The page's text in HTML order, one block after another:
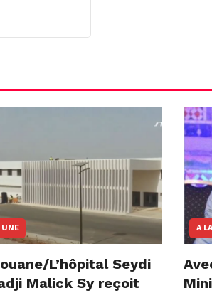
UNE
L’hôpital Seydi
Malick Sy reçoit
A